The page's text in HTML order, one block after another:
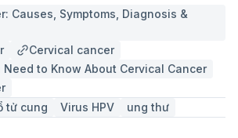
Causes, Symptoms, Diagnosis &
Cervical cancer
Need to Know About Cervical Cancer
tử cung Virus HPV ung thư